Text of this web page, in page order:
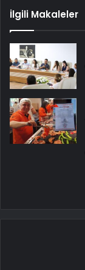
İlgili Makaleler